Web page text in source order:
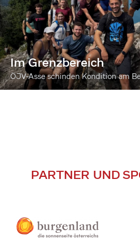
Im Grenzbereich
ÖJV-Asse schinden Kondition am
PARTNER UND